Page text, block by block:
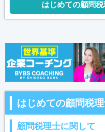
はじめての顧問
はじめての顧問税
顧問税理士に関して